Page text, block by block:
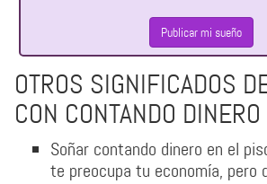
Publicar mi sueño
OTROS SIGNIFICADOS
CON CONTANDO DINERO
Soñar contando dinero en el
te preocupa tu economía, pero